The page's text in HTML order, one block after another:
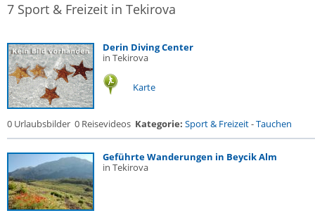
7 Sport & Freizeit in Tekirova
Derin Diving Center
in Tekirova
Karte
0 Urlaubsbilder 0 Reisevideos Kategorie: Sport & Freizeit-Tauchen
Geführte Wanderungen in Beycik Alm
in Tekirova